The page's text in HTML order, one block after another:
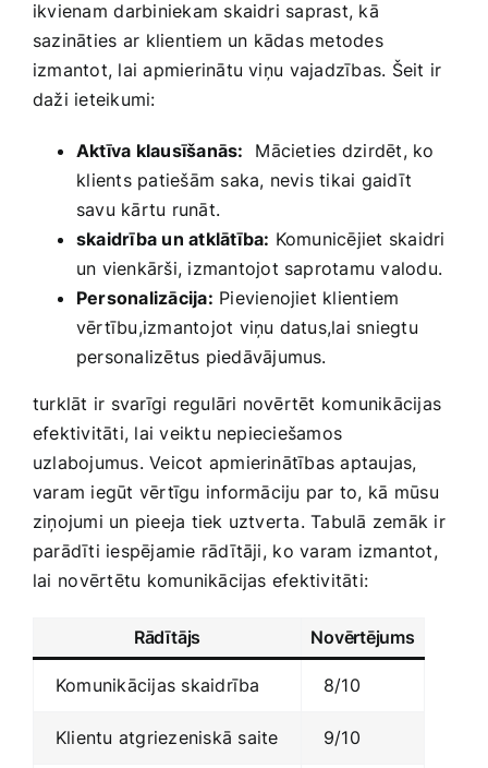
ikvienam⁢ darbiniekam skaidri saprast, kā
sazināties ar⁤ klientiem un kādas metodes
izmantot, lai ‍apmierinātu ​viņu ⁤vajadzības. Šeit ir
daži ieteikumi:​
Aktīva klausīšanās: ⁢ Mācieties⁢ dzirdēt, ko
⁢klients patiešām saka, nevis tikai gaidīt
savu kārtu runāt.
skaidrība un atklātība: Komunicējiet skaidri
un ‌vienkārši, izmantojot​ saprotamu valodu.
Personalizācija: Pievienojiet ‍klientiem
vērtību,izmantojot viņu datus,lai sniegtu
personalizētus piedāvājumus.
turklāt ir svarīgi regulāri novērtēt ‌komunikācijas
efektivitāti, lai veiktu nepieciešamos
uzlabojumus. ​Veicot apmierinātības aptaujas,
varam iegūt vērtīgu⁤ informāciju ​par ‍to, kā⁤ mūsu
ziņojumi un pieeja tiek uztverta. Tabulā zemāk ir
parādīti iespējamie rādītāji, ⁢ko varam izmantot,
lai ⁢novērtētu komunikācijas efektivitāti:
Rādītājs Novērtējums
Komunikācijas skaidrība 8/10
Klientu atgriezeniskā saite 9/10